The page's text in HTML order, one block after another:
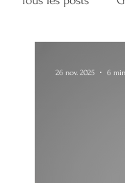
Addictions et
26 nov. 2025 6